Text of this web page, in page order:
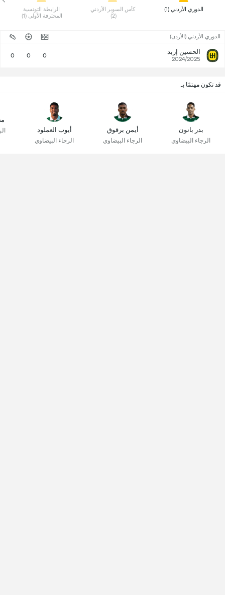
الدوري الأردني (1)
(2)
المحترفة الأولى (1)
الدوري الأردني (الأردن)
الحسين إربد
2024/2025
0
0
0
قد تكون مهتمًا بـ
بدر بانون
الرجاء البيضاوي
أيمن برقوق
الرجاء البيضاوي
أيوب العملود
الرجاء البيضاوي